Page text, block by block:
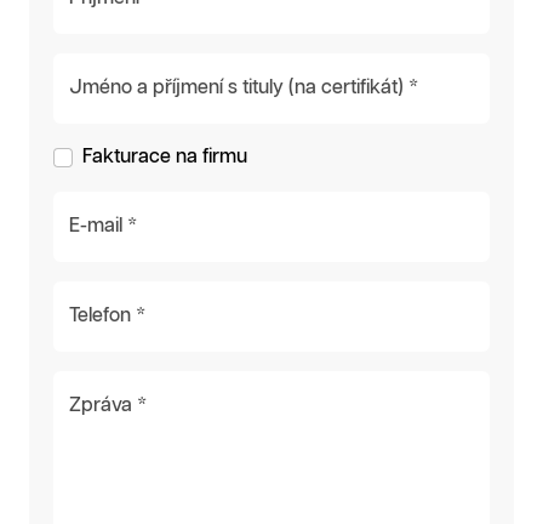
Jméno a příjmení s tituly (na certifikát) *
Fakturace na firmu
E-mail *
Telefon *
Zpráva *